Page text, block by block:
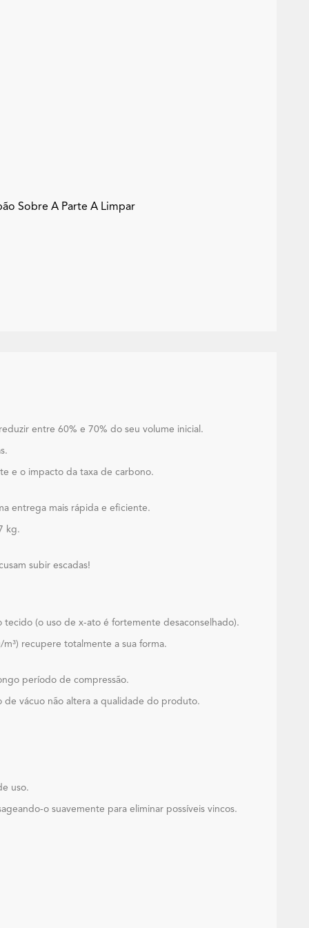
Sobre A Parte A Limpar
entre 60% e 70% do seu volume inicial.
e o impacto da taxa de carbono.
entrega mais rápida e eficiente.
kg.
subir escadas!
(o uso de x-ato é fortemente desaconselhado).
recupere totalmente a sua forma.
período de compressão.
de vácuo não altera a qualidade do produto.
uso.
o suavemente para eliminar possíveis vincos.